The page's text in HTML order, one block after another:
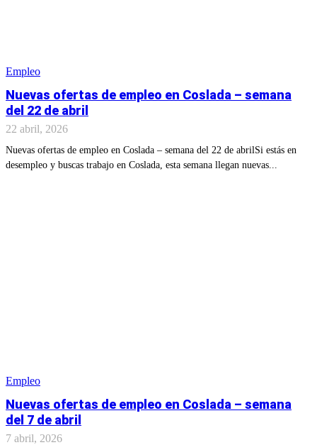
Empleo
Nuevas ofertas de empleo en Coslada – semana
del 22 de abril
22 abril, 2026
Nuevas ofertas de empleo en Coslada – semana del 22 de abrilSi estás en
desempleo y buscas trabajo en Coslada, esta semana llegan nuevas...
Empleo
Nuevas ofertas de empleo en Coslada – semana
del 7 de abril
7 abril, 2026